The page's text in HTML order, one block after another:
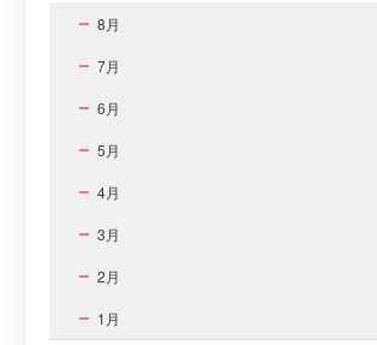
8月
7月
6月
5月
4月
3月
2月
1月